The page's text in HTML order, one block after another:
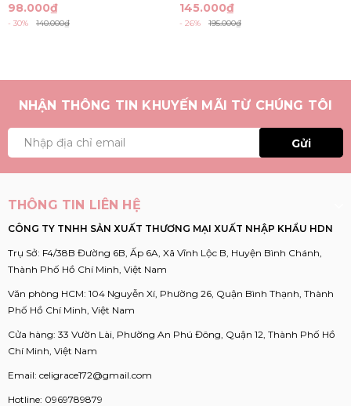
98.000₫
- 30% 140.000₫
145.000₫
- 26% 195.000₫
NHẬN THÔNG TIN KHUYẾN MÃI TỪ CHÚNG TÔI
Gửi
THÔNG TIN LIÊN HỆ
CÔNG TY TNHH SẢN XUẤT THƯƠNG MẠI XUẤT NHẬP KHẨU HDN
Trụ Sở: F4/38B Đường 6B, Ấp 6A, Xã Vĩnh Lộc B, Huyện Bình Chánh,
Thành Phố Hồ Chí Minh, Việt Nam
Văn phòng HCM: 104 Nguyễn Xí, Phường 26, Quận Bình Thạnh, Thành
Phố Hồ Chí Minh, Việt Nam
Cửa hàng: 33 Vườn Lài, Phường An Phú Đông, Quận 12, Thành Phố Hồ
Chí Minh, Việt Nam
Email: celigrace172@gmail.com
Hotline: 0969789879